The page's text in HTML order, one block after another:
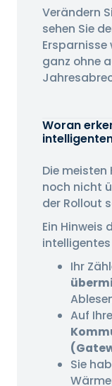
Verändern
sehen Sie
ganz ohne
Woran
Die
noch nicht
der Rollout
Ein Hinweis
Ihr
Auf
Sie